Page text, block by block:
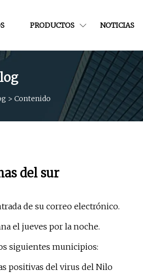
PRODUCTOS NOTICIAS
> Contenido
del sur
de su correo electrónico.
el jueves por la noche.
siguientes municipios:
positivas del virus del Nilo